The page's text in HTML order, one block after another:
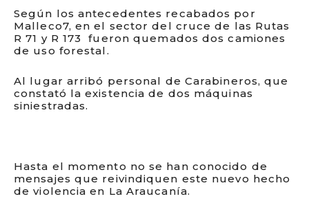
Según los antecedentes recabados por
Malleco7, en el sector del cruce de las Rutas
R 71 y R 173 fueron quemados dos camiones
de uso forestal.
Al lugar arribó personal de Carabineros, que
constató la existencia de dos máquinas
siniestradas.
Hasta el momento no se han conocido de
mensajes que reivindiquen este nuevo hecho
de violencia en La Araucanía.